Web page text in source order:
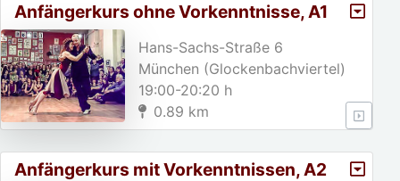
Anfängerkurs ohne Vorkenntnisse, A1
Hans-Sachs-Straße 6
München (Glockenbachviertel)
19:00-20:20 h
0.89 km
Anfängerkurs mit Vorkenntnissen, A2